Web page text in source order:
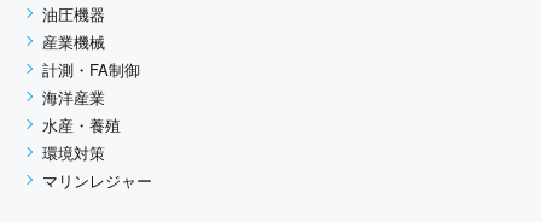
たします。
個人情報の第三者への開示・提供
当社は、お客さまよりお預かりした個人情報を
適切に管理し、お客さまの同意がある場合、ま
たは、お客さまが希望されるサービスを行なう
油圧機器
産業機械
計測・FA制御
海洋産業
水産・養殖
環境対策
マリンレジャー